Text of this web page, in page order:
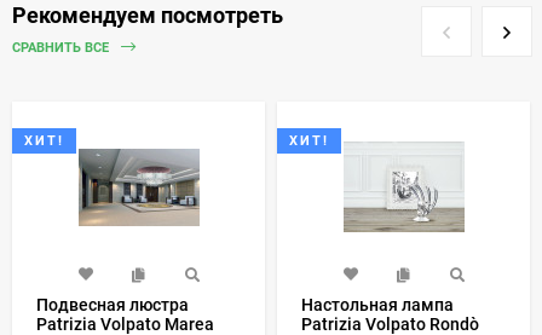
Рекомендуем посмотреть
СРАВНИТЬ ВСЕ
ХИТ!
Подвесная люстра
Patrizia Volpato Marea
ХИТ!
Настольная лампа
Patrizia Volpato Rondò